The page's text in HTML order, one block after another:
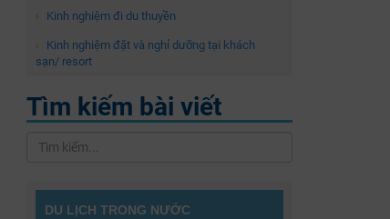
› Kinh nghiệm đi du thuyền
›
Kinh nghiệm đặt và nghỉ dưỡng tại khách
sạn/ resort
Tìm kiếm bài viết
DU LỊCH TRONG NƯỚC